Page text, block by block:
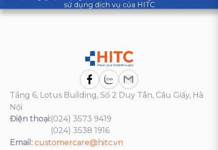
sử dụng dịch vụ của HITC
Tầng 6, Lotus Building, Số 2 Duy Tân, Cầu Giấy, Hà
Nội
Điện thoại:(024) 3573 9419
(024) 3538 1916
Email: customercare@hitc.vn